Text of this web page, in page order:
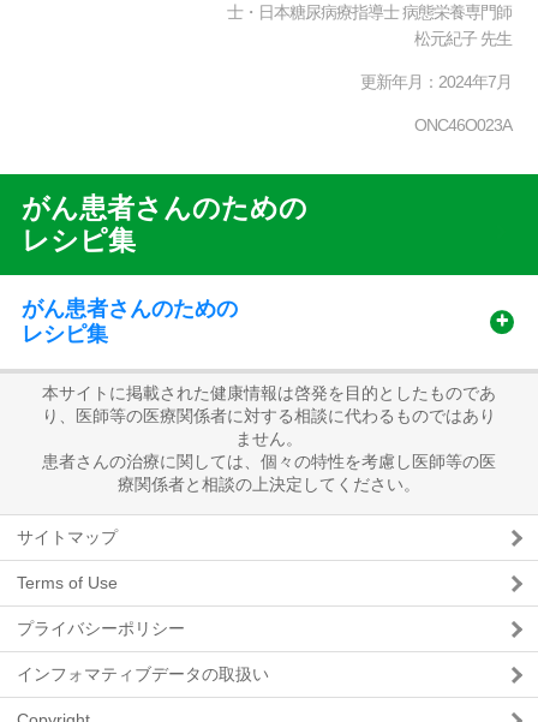
士・日本糖尿病療指導士 病態栄養専門師
松元紀子 先生
更新年月：2024年7月
ONC46O023A
Recipe
Sub
がん患者さんのための
レシピ集
がん患者さんのための
レシピ集
本サイトに掲載された健康情報は啓発を目的としたものであ
り、医師等の医療関係者に対する相談に代わるものではあり
ません。
患者さんの治療に関しては、個々の特性を考慮し医師等の医
療関係者と相談の上決定してください。
サイトマップ
Terms of Use
プライバシーポリシー
インフォマティブデータの取扱い